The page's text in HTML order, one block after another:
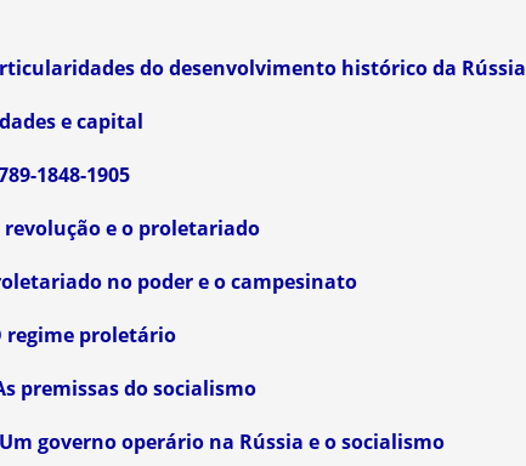
do desenvolvimento histórico da Rússia
e capital
1848-1905
revolução e o proletariado
no poder e o campesinato
regime proletário
premissas do socialismo
Um governo operário na Rússia e o socialismo